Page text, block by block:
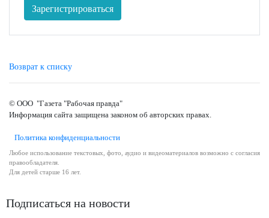
Зарегистрироваться
Возврат к списку
© ООО "Газета "Рабочая правда"
Информация сайта защищена законом об авторских правах.
Политика конфиденциальности
Любое использование текстовых, фото, аудио и видеоматериалов возможно с согласия
правообладателя.
Для детей старше 16 лет.
Подписаться на новости